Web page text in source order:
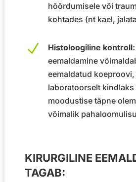
hõõrdumisele või
kohtades (nt kael,
N Histoloogiline kontroll:
eemaldamine
eemaldatud koeproovi,
laboratoorselt kindlaks
moodustise täpne
võimalik
KIRURGILINE
TAGAB: